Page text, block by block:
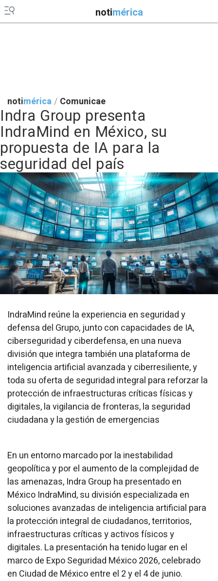
notimérica
notimérica/ Comunicae
Indra Group presenta
IndraMind en México, su
propuesta de IA para la
seguridad del país
IndraMind reúne la experiencia en seguridad y
defensa del Grupo, junto con capacidades de IA,
ciberseguridad y ciberdefensa, en una nueva
división que integra también una plataforma de
inteligencia artificial avanzada y ciberresiliente, y
toda su oferta de seguridad integral para reforzar la
protección de infraestructuras críticas físicas y
digitales, la vigilancia de fronteras, la seguridad
ciudadana y la gestión de emergencias
En un entorno marcado por la inestabilidad
geopolítica y por el aumento de la complejidad de
las amenazas, Indra Group ha presentado en
México IndraMind, su división especializada en
soluciones avanzadas de inteligencia artificial para
la protección integral de ciudadanos, territorios,
infraestructuras críticas y activos físicos y
digitales. La presentación ha tenido lugar en el
marco de Expo Seguridad México 2026, celebrado
en Ciudad de México entre el 2 y el 4 de junio.